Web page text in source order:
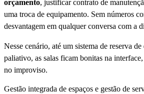
orçamento, justificar contrato de
uma troca de equipamento. Sem números
desvantagem em qualquer conversa com a
Nesse cenário, até um sistema de reserva
paliativo, as salas ficam bonitas na
no improviso.
Gestão integrada de espaços e gestão de